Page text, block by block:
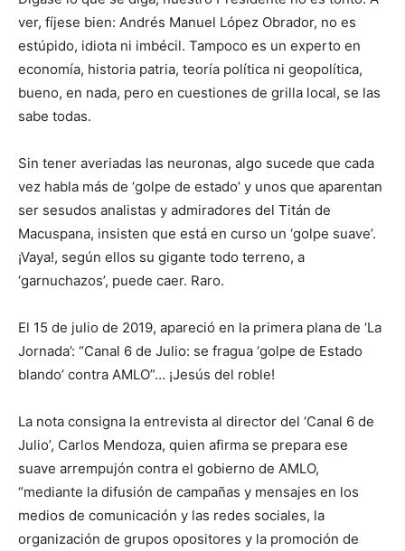
ver, fíjese bien: Andrés Manuel López Obrador, no es
estúpido, idiota ni imbécil. Tampoco es un experto en
economía, historia patria, teoría política ni geopolítica,
bueno, en nada, pero en cuestiones de grilla local, se las
sabe todas.
Sin tener averiadas las neuronas, algo sucede que cada
vez habla más de ‘golpe de estado’ y unos que aparentan
ser sesudos analistas y admiradores del Titán de
Macuspana, insisten que está en curso un ‘golpe suave’.
¡Vaya!, según ellos su gigante todo terreno, a
‘garnuchazos’, puede caer. Raro.
El 15 de julio de 2019, apareció en la primera plana de ‘La
Jornada’: “Canal 6 de Julio: se fragua ‘golpe de Estado
blando’ contra AMLO”… ¡Jesús del roble!
La nota consigna la entrevista al director del ‘Canal 6 de
Julio’, Carlos Mendoza, quien afirma se prepara ese
suave arrempujón contra el gobierno de AMLO,
“mediante la difusión de campañas y mensajes en los
medios de comunicación y las redes sociales, la
organización de grupos opositores y la promoción de